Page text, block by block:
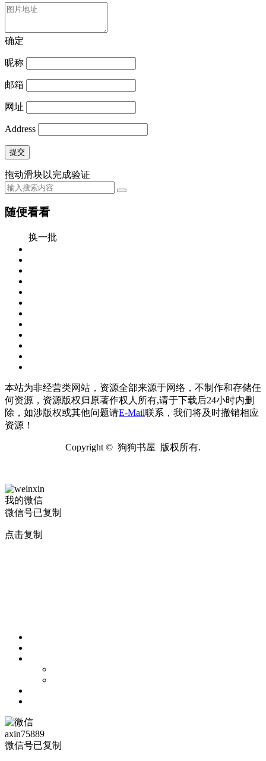
确定
昵称
邮箱
网址
Address
提交
拖动滑块以完成验证
随便看看
换一批
本站为非经营类网站，资源全部来源于网络，不制作和存储任
何资源，资源版权归原著作权人所有,请于下载后24小时内删
除，如涉版权或其他问题请E-Mail联系，我们将及时撤销相应
资源！
Copyright © 狗狗书屋 版权所有.
我的微信
微信号已复制
点击复制
axin75889
微信号已复制